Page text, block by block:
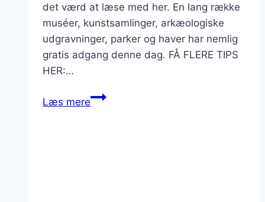
det værd at læse med her. En lang række
muséer, kunstsamlinger, arkæologiske
udgravninger, parker og haver har nemlig
gratis adgang denne dag. FÅ FLERE TIPS
HER:…
Læs mereGratis